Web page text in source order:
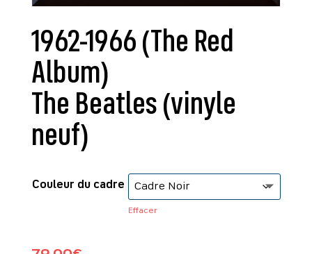
1962-1966 (The Red
Album)
The Beatles (vinyle
neuf)
Couleur du cadre
Effacer